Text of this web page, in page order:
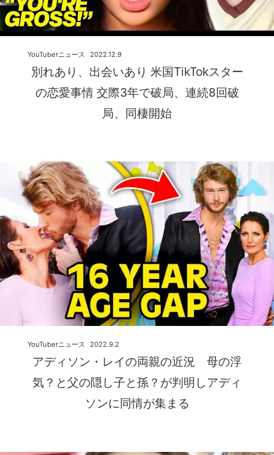
別れあり、出会いあり 米国TikTokスター
の恋愛事情 交際3年で破局、連続8回破
局、同棲開始
2022.12.9
YouTuberニュース
アディソン・レイの両親の近況 母の浮
気？と父の隠し子と孫？が判明しアディ
ソンに同情が集まる
2022.9.2
YouTuberニュース